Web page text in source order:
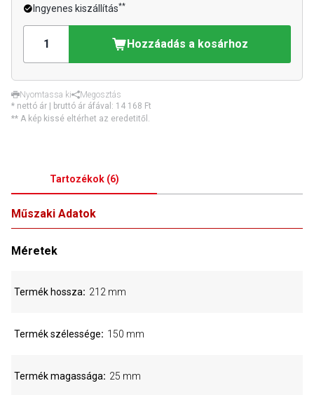
Ingyenes kiszállítás**
Hozzáadás a kosárhoz
Nyomtassa ki
Megosztás
* nettó ár | bruttó ár áfával: 14 168 Ft
** A kép kissé eltérhet az eredetitől.
Tartozékok(6)
Műszaki Adatok
Méretek
Termék hossza 212 mm
Termék szélessége 150 mm
Termék magassága 25 mm